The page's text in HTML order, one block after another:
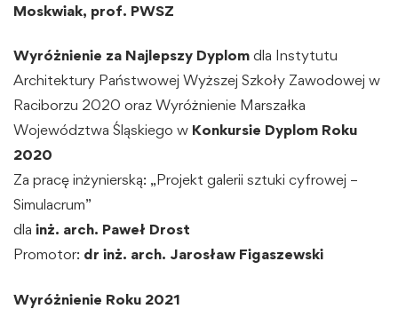
Moskwiak, prof. PWSZ
Wyróżnienie za Najlepszy Dyplom dla Instytutu
Architektury Państwowej Wyższej Szkoły Zawodowej w
Raciborzu 2020 oraz Wyróżnienie Marszałka
Województwa Śląskiego w Konkursie Dyplom Roku
2020
Za pracę inżynierską: „Projekt galerii sztuki cyfrowej –
Simulacrum”
dla inż. arch. Paweł Drost
Promotor: dr inż. arch. Jarosław Figaszewski
Wyróżnienie Roku 2021